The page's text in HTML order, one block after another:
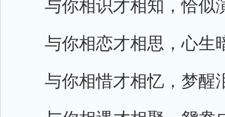
与你相识才相知，恰似
与你相恋才相思，心生
与你相惜才相忆，梦醒